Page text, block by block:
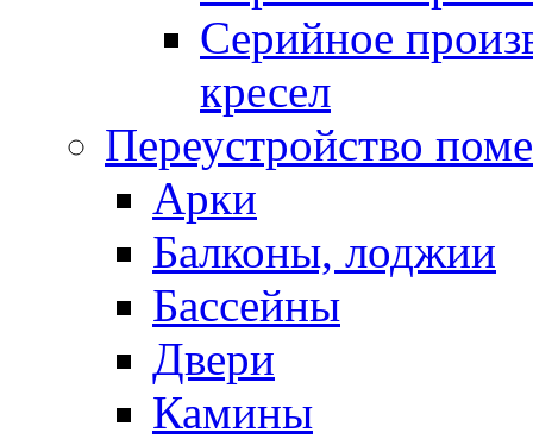
Серийное
кресел
Переустройство
Арки
Балконы, лоджии
Бассейны
Двери
Камины